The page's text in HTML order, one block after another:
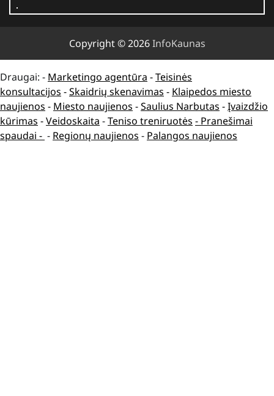
Copyright © 2026InfoKaunas
Draugai: - Marketingo agentūra -Teisinės
konsultacijos -Skaidrių skenavimas - Klaipedos miesto
naujienos - Miesto naujienos -Saulius Narbutas -Įvaizdžio
kūrimas -Veidoskaita -Teniso treniruotės - Pranešimai
spaudai - - Regionų naujienos - Palangos naujienos